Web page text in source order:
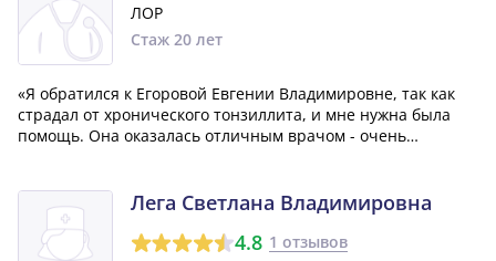
ЛОР
Стаж 20 лет
«Я обратился к Егоровой Евгении Владимировне, так как
страдал от хронического тонзиллита, и мне нужна была
помощь. Она оказалась отличным врачом - очень
подробно проконсультировала по всем возни...»
Лега Светлана Владимировна
4.8 1 отзывов